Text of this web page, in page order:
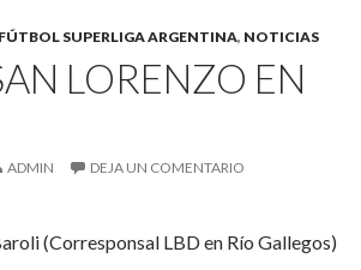
FÚTBOL SUPERLIGA ARGENTINA, NOTICIAS
LORENZO EN
ADMIN DEJA UN COMENTARIO
(Corresponsal LBD en Río Gallegos)